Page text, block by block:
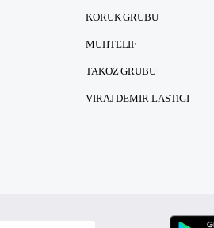
KORUK GRUBU
MUHTELIF
TAKOZ GRUBU
VIRAJ DEMIR LASTIGI